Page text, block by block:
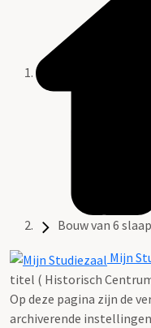
Bouw van 6
Mijn
titel ( Historisch
Op deze pagina zijn de
archiverende